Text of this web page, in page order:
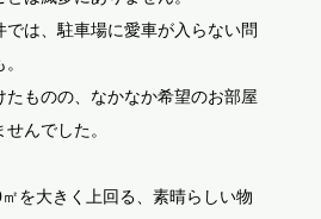
は、駐車場に愛車が入らない問
ものの、なかなか希望のお部屋
んでした。
を大きく上回る、素晴らしい物